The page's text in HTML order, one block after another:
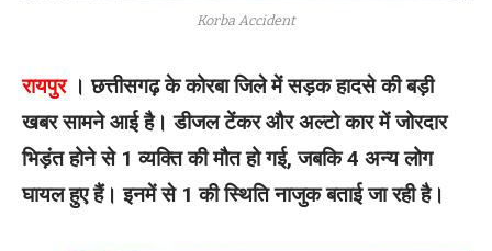
Korba Accident
रायपुर। छत्तीसगढ़ के कोरबा जिले में सड़क हादसे की बड़ी
खबर सामने आई है। डीजल टेंकर और अल्टो कार में जोरदार
भिड़ंत होने से 1 व्यक्ति की मौत हो गई, जबकि 4 अन्य लोग
घायल हुए हैं। इनमें से 1 की स्थिति नाजुक बताई जा रही है।